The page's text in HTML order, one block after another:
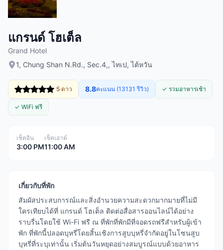
แกรนด์ โฮเต็ล
Grand Hotel
1, Chung Shan N.Rd., Sec.4,, ไทเป, ไต้หวัน
5 ดาว 8.8คะแนน (13131 รีวิว) ✓ รวมอาหารเช้า
✓ WiFi ฟรี
เช็คอิน
3:00 PM
เช็คเอาต์
11:00 AM
เกี่ยวกับที่พัก
สัมผัสประสบการณ์และสิ่งอำนวยความสะดวกมากมายที่ไม่มี
ใครเทียบได้ที่ แกรนด์ โฮเต็ล ติดต่อสื่อสารออนไลน์ได้อย่าง
ราบรื่นโดยใช้ Wi-Fi ฟรี ณ ที่พักที่พักมีที่จอดรถฟรีสำหรับผู้เข้า
พัก ที่พักนี้ปลอดบุหรี่โดยสิ้นเชิงการสูบบุหรี่จำกัดอยู่ในโซนสูบ
บุหรี่ที่ระบุเท่านั้น เริ่มต้นวันหยุดอย่างสมบูรณ์แบบด้วยอาหาร